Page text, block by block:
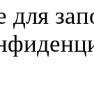
для